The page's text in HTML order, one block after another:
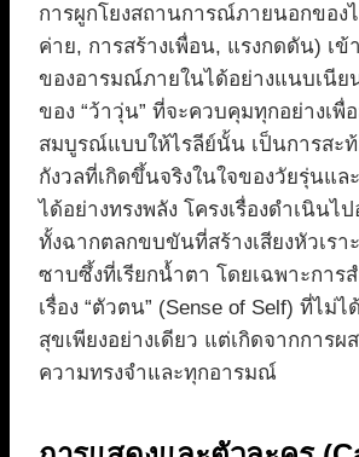
การผูกโยงสถานการณ์ภายนอกของไ
ค่าย, การสร้างเพื่อน, แรงกดดัน) เข้
ของอารมณ์ภายในได้อย่างแนบเนีย
ของ “ว้าวุ่น” ที่จะควบคุมทุกอย่างเพื่
สมบูรณ์แบบให้ไรลีย์นั้น เป็นการสะ
กังวลที่เกิดขึ้นจริงในใจของวัยรุ่นแล
ได้อย่างทรงพลัง โครงเรื่องดำเนินไ
ทั้งฉากตลกขบขันที่สร้างเสียงหัวเรา
ซาบซึ้งที่เรียกน้ำตา โดยเฉพาะการ
เรื่อง “ตัวตน” (Sense of Self) ที่ไม่
สุขเพียงอย่างเดียว แต่เกิดจากการ
ความทรงจำและทุกอารมณ์